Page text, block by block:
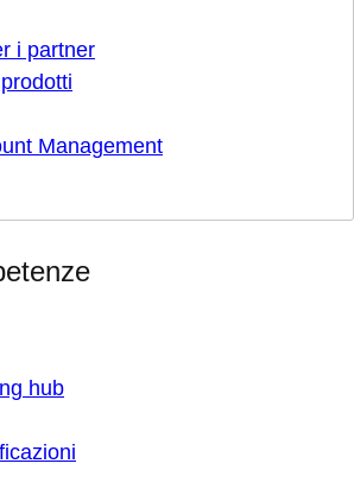
i partner
Management
hub